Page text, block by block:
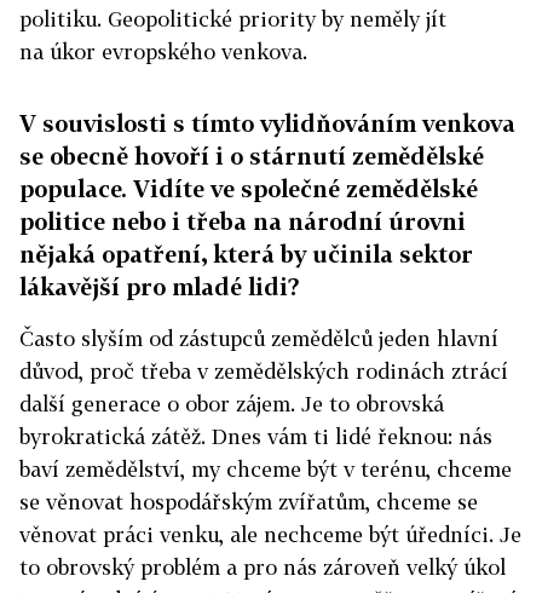
politiku. Geopolitické priority by neměly jít
na úkor evropského venkova.
V souvislosti s tímto vylidňováním venkova
se obecně hovoří i o stárnutí zemědělské
populace. Vidíte ve společné zemědělské
politice nebo i třeba na národní úrovni
nějaká opatření, která by učinila sektor
lákavější pro mladé lidi?
Často slyším od zástupců zemědělců jeden hlavní
důvod, proč třeba v zemědělských rodinách ztrácí
další generace o obor zájem. Je to obrovská
byrokratická zátěž. Dnes vám ti lidé řeknou: nás
baví zemědělství, my chceme být v terénu, chceme
se věnovat hospodářským zvířatům, chceme se
věnovat práci venku, ale nechceme být úředníci. Je
to obrovský problém a pro nás zároveň velký úkol